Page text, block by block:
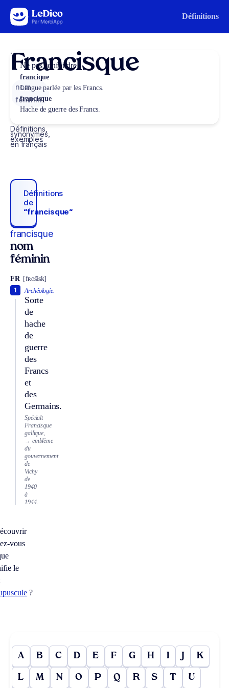
Aller au contenu Définitions
Francisque
nom
féminin
Définitions,
synonymes,
exemples
en français
Définitions
de
“francisque“
francisque
nom
féminin
FR [fʀɑ̃sisk]
Archéologie.
Sorte
de
hache
de
guerre
des
Francs
et
des
Germains.
1
Spécialt
Francisque
gallique,
→ emblème
du
gouvernement
de
Vichy
de
1940
à
1944.
vous
le
?
Ne pas confondre
francique
Langue parlée par les Francs.
francisque
Hache de guerre des Francs.
A B C D E F G H I J K
L M N O P Q R S T U